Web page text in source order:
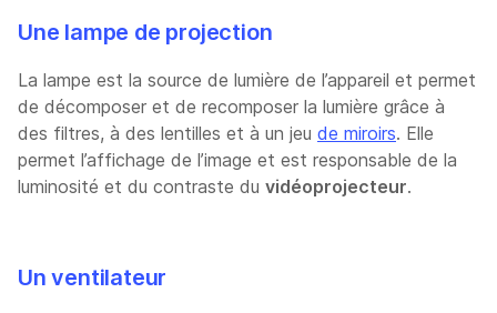
Une lampe de projection
La lampe est la source de lumière de l’appareil et permet
de décomposer et de recomposer la lumière grâce à
des filtres, à des lentilles et à un jeu de miroirs. Elle
permet l’affichage de l’image et est responsable de la
luminosité et du contraste du vidéoprojecteur.
Un ventilateur